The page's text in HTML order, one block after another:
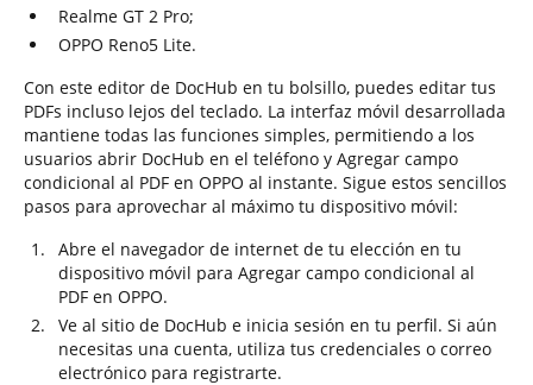
Realme GT 2 Pro;
OPPO Reno5 Lite.
Con este editor de DocHub en tu bolsillo, puedes editar tus
PDFs incluso lejos del teclado. La interfaz móvil desarrollada
mantiene todas las funciones simples, permitiendo a los
usuarios abrir DocHub en el teléfono y Agregar campo
condicional al PDF en OPPO al instante. Sigue estos sencillos
pasos para aprovechar al máximo tu dispositivo móvil:
Abre el navegador de internet de tu elección en tu
dispositivo móvil para Agregar campo condicional al
PDF en OPPO.
Ve al sitio de DocHub e inicia sesión en tu perfil. Si aún
necesitas una cuenta, utiliza tus credenciales o correo
electrónico para registrarte.